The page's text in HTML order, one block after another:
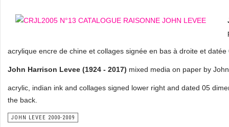
acrylique encre de chine et collages signée en bas à droite et
John Harrison Levee (1924 - 2017) mixed media on paper by
acrylic, indian ink and collages signed lower right and dated 05
the back.
JOHN LEVEE 2000-2009